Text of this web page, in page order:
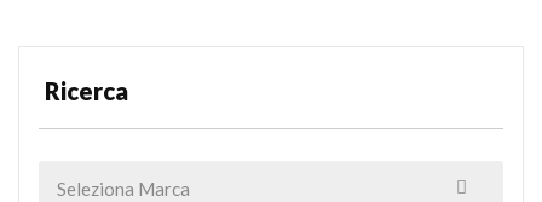
Ricerca